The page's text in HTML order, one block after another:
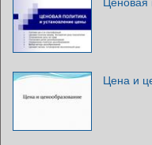
Цена и